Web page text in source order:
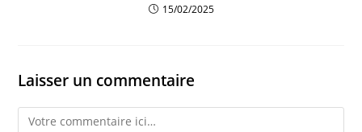
15/02/2025
Laisser un commentaire